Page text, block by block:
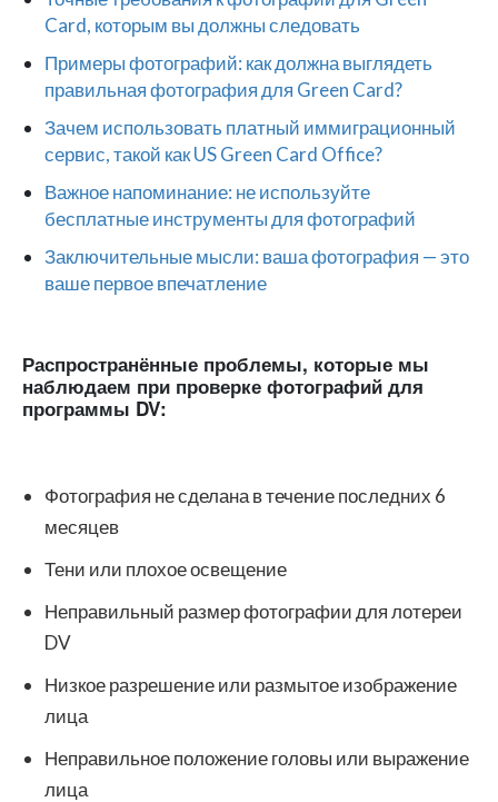
Card, которым вы должны следовать
Примеры фотографий: как должна выглядеть
правильная фотография для Green Card?
Зачем использовать платный иммиграционный
сервис, такой как US Green Card Office?
Важное напоминание: не используйте
бесплатные инструменты для фотографий
Заключительные мысли: ваша фотография — это
ваше первое впечатление
Распространённые проблемы, которые мы
наблюдаем при проверке фотографий для
программы DV:
Фотография не сделана в течение последних 6
месяцев
Тени или плохое освещение
Неправильный размер фотографии для лотереи
DV
Низкое разрешение или размытое изображение
лица
Неправильное положение головы или выражение
лица